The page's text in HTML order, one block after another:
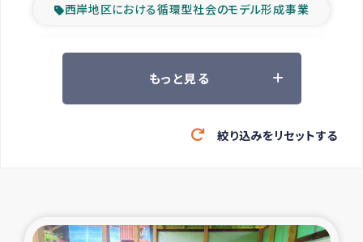
西岸地区における循環型社会のモデル形成事業
ツアー参加者の声
緊急救援の時代
東ティモール豪雨緊急支援
もっと見る
絞り込みをリセットする